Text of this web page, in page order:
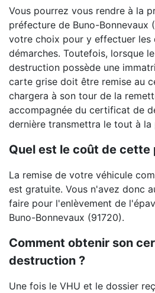
Vous pourrez vous rendre à la
préfecture de Buno-Bonnevaux
votre choix pour y effectuer les
démarches. Toutefois, lorsque
destruction possède une
carte grise doit être remise au
chargera à son tour de la
accompagnée du certificat de
dernière transmettra le tout à la
Quel est le coût de cette
La remise de votre véhicule
est gratuite. Vous n'avez donc
faire pour l'enlèvement de
Buno-Bonnevaux (91720).
Comment obtenir son
destruction ?
Une fois le VHU et le dossier